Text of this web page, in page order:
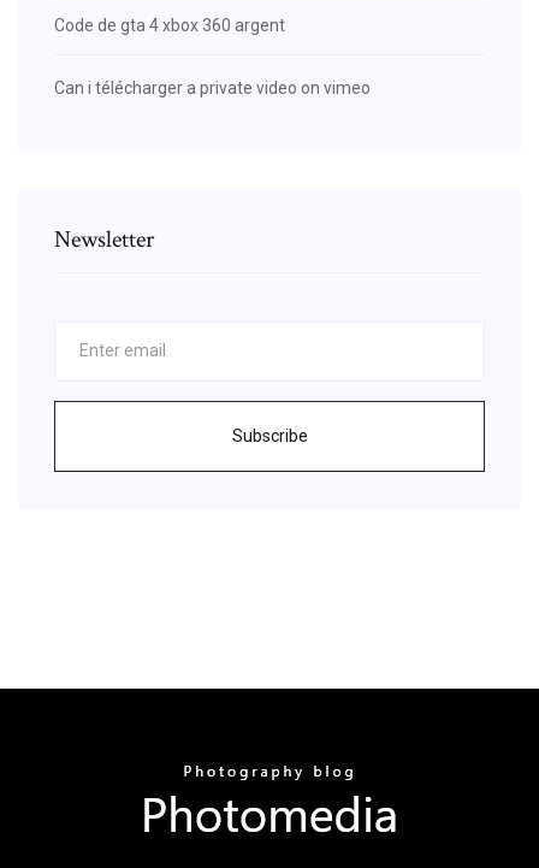
Code de gta 4 xbox 360 argent
Can i télécharger a private video on vimeo
Newsletter
Subscribe